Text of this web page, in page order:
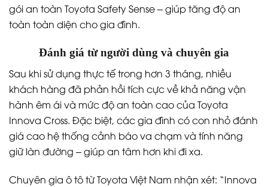
gói an toàn Toyota Safety Sense – giúp tăng độ an
toàn toàn diện cho gia đình.
Đánh giá từ người dùng và chuyên gia
Sau khi sử dụng thực tế trong hơn 3 tháng, nhiều
khách hàng đã phản hồi tích cực về khả năng vận
hành êm ái và mức độ an toàn cao của Toyota
Innova Cross. Đặc biệt, các gia đình có con nhỏ đánh
giá cao hệ thống cảnh báo va chạm và tính năng
giữ làn đường – giúp an tâm hơn khi đi xa.
Chuyên gia ô tô từ Toyota Việt Nam nhận xét: “Innova